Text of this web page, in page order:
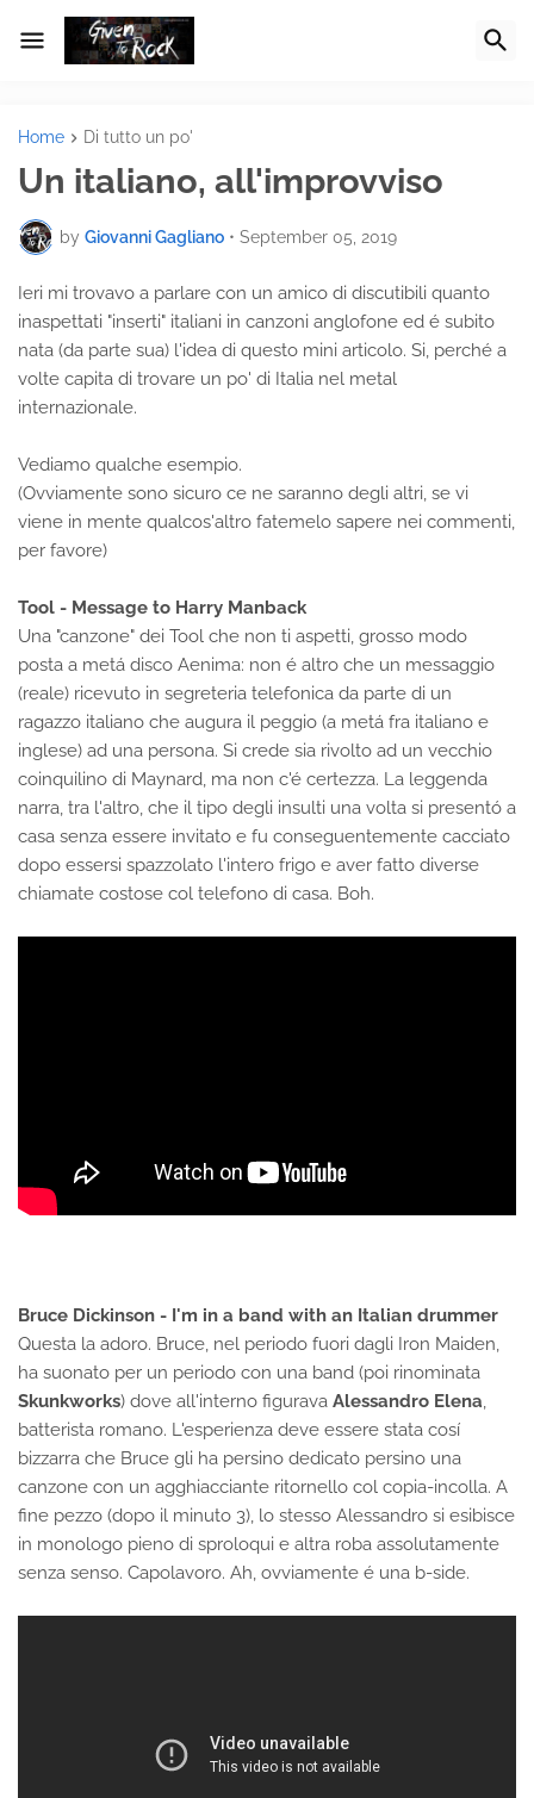
Home Di tutto un po'
Un italiano, all'improvviso
by Giovanni Gagliano • September 05, 2019
Ieri mi trovavo a parlare con un amico di discutibili quanto
inaspettati "inserti" italiani in canzoni anglofone ed é subito
nata (da parte sua) l'idea di questo mini articolo. Si, perché a
volte capita di trovare un po' di Italia nel metal
internazionale.
Vediamo qualche esempio.
(Ovviamente sono sicuro ce ne saranno degli altri, se vi
viene in mente qualcos'altro fatemelo sapere nei commenti,
per favore)
Tool - Message to Harry Manback
Una "canzone" dei Tool che non ti aspetti, grosso modo
posta a metá disco Aenima: non é altro che un messaggio
(reale) ricevuto in segreteria telefonica da parte di un
ragazzo italiano che augura il peggio (a metá fra italiano e
inglese) ad una persona. Si crede sia rivolto ad un vecchio
coinquilino di Maynard, ma non c'é certezza. La leggenda
narra, tra l'altro, che il tipo degli insulti una volta si presentó a
casa senza essere invitato e fu conseguentemente cacciato
dopo essersi spazzolato l'intero frigo e aver fatto diverse
chiamate costose col telefono di casa. Boh.
Bruce Dickinson - I'm in a band with an Italian drummer
Questa la adoro. Bruce, nel periodo fuori dagli Iron Maiden,
ha suonato per un periodo con una band (poi rinominata
Skunkworks) dove all'interno figurava Alessandro Elena,
batterista romano. L'esperienza deve essere stata cosí
bizzarra che Bruce gli ha persino dedicato persino una
canzone con un agghiacciante ritornello col copia-incolla. A
fine pezzo (dopo il minuto 3), lo stesso Alessandro si esibisce
in monologo pieno di sproloqui e altra roba assolutamente
senza senso. Capolavoro. Ah, ovviamente é una b-side.